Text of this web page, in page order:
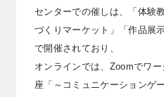
センターでの催しは、「体験
づくりマーケット」「作品展
で開催されており、
オンラインでは、Zoomでワ
座「～コミュニケーションゲ